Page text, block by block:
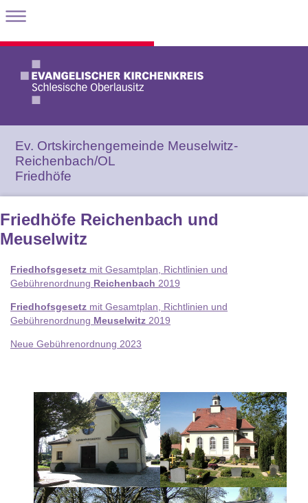
Ev. Ortskirchengemeinde Meuselwitz-
Reichenbach/OL
Friedhöfe
Friedhöfe Reichenbach und
Meuselwitz
Friedhofsgesetz mit Gesamtplan, Richtlinien und
Gebührenordnung Reichenbach 2019
Friedhofsgesetz mit Gesamtplan, Richtlinien und
Gebührenordnung Meuselwitz 2019
Neue Gebührenordnung 2023